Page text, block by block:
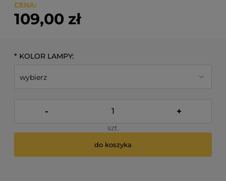
CENA:
109,00 zł
* KOLOR LAMPY:
- +
szt.
do koszyka